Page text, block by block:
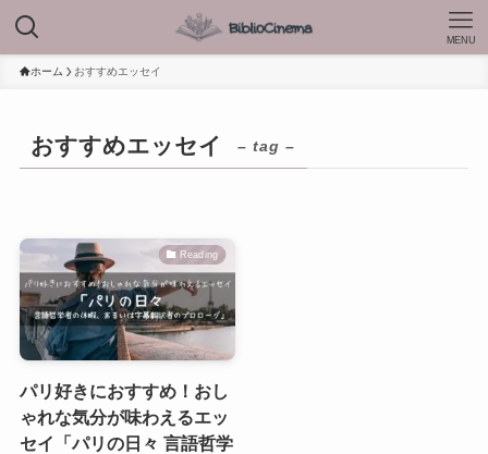
MENU
ホーム おすすめエッセイ
おすすめエッセイ – tag –
Reading
パリ好きにおすすめ！おし
ゃれな気分が味わえるエッ
セイ「パリの日々 言語哲学